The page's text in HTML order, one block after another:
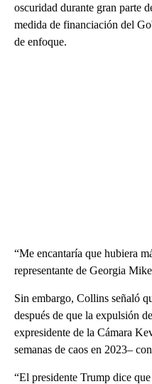
oscuridad durante gran parte
medida de financiación del
de enfoque.
“Me encantaría que hubiera
representante de Georgia
Sin embargo, Collins señaló
después de que la expulsión
expresidente de la Cámara
semanas de caos en 2023–
“El presidente Trump dice